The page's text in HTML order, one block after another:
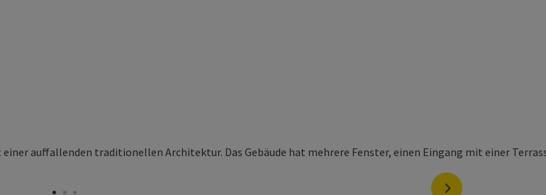
nächstes Element